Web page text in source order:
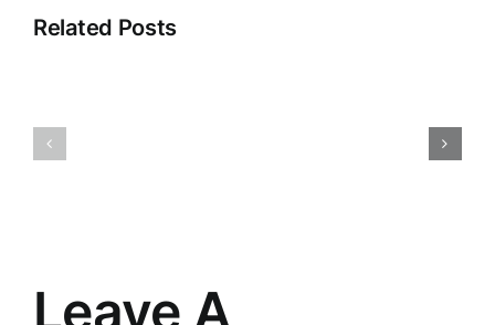
Related Posts
2025.
Leave A